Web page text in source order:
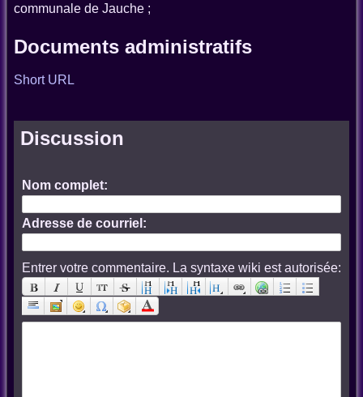
communale de Jauche ;
Documents administratifs
Short URL
Discussion
Nom complet:
Adresse de courriel:
Entrer votre commentaire. La syntaxe wiki est autorisée: